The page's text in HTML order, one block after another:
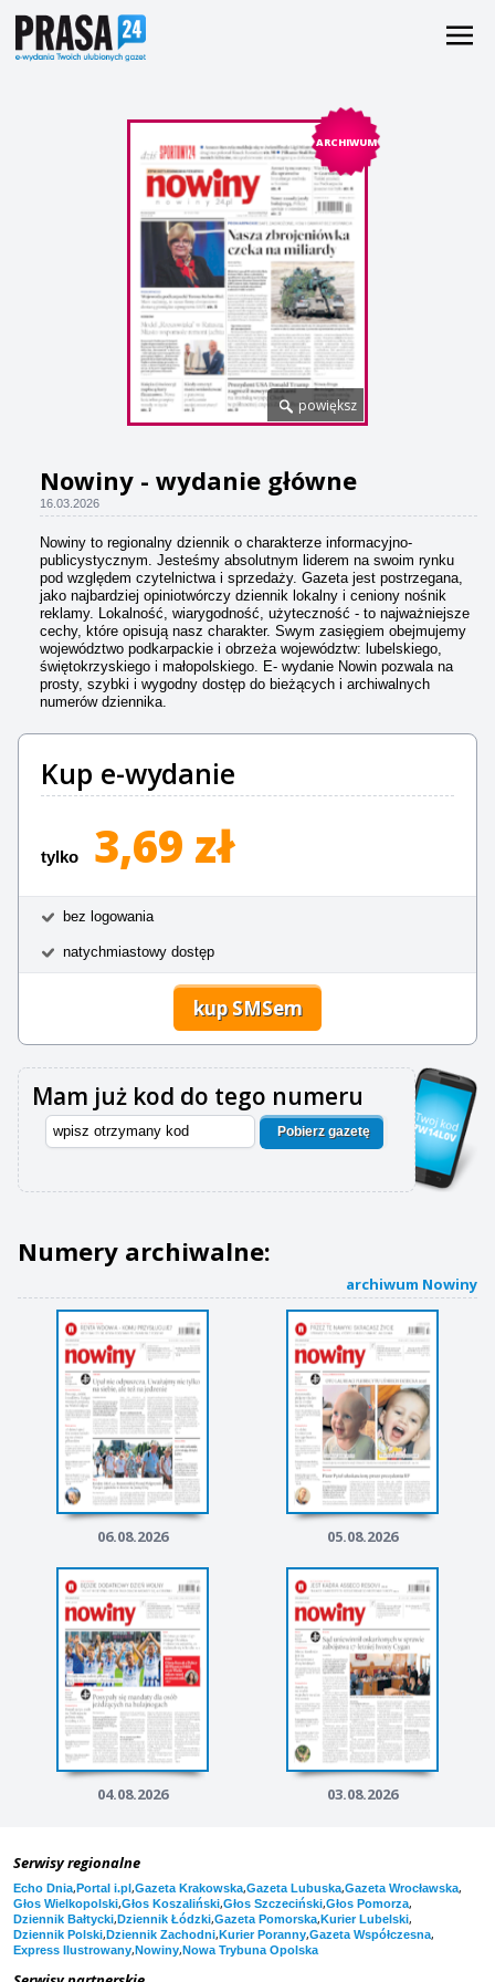
ARCHIWUM
powiększ
Nowiny - wydanie główne
16.03.2026
Nowiny to regionalny dziennik o charakterze informacyjno-
publicystycznym. Jesteśmy absolutnym liderem na swoim rynku
pod względem czytelnictwa i sprzedaży. Gazeta jest postrzegana,
jako najbardziej opiniotwórczy dziennik lokalny i ceniony nośnik
reklamy. Lokalność, wiarygodność, użyteczność - to najważniejsze
cechy, które opisują nasz charakter. Swym zasięgiem obejmujemy
województwo podkarpackie i obrzeża województw: lubelskiego,
świętokrzyskiego i małopolskiego. E- wydanie Nowin pozwala na
prosty, szybki i wygodny dostęp do bieżących i archiwalnych
numerów dziennika.
Kup e-wydanie
tylko 3,69 zł
bez logowania
natychmiastowy dostęp
kup SMSem
Mam już kod do tego numeru
Pobierz gazetę
Numery archiwalne:
archiwum Nowiny
06.08.2026 05.08.2026
04.08.2026 03.08.2026
Serwisy regionalne
Echo Dnia,Portal i.pl,Gazeta Krakowska,Gazeta Lubuska,Gazeta Wrocławska,
Głos Wielkopolski,Głos Koszaliński,Głos Szczeciński,Głos Pomorza,
Dziennik Bałtycki,Dziennik Łódzki,Gazeta Pomorska,Kurier Lubelski,
Dziennik Polski,Dziennik Zachodni,Kurier Poranny,Gazeta Współczesna,
Express Ilustrowany,Nowiny,Nowa Trybuna Opolska